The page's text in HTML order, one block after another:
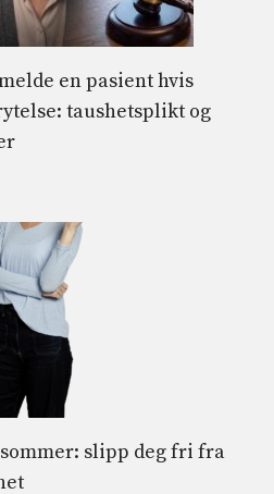
en pasient hvis
taushetsplikt og
slipp deg fri fra